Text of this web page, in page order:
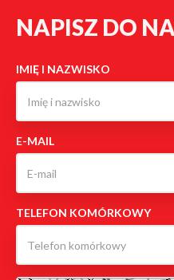
NAPISZ DO
IMIĘ I NAZWISKO
E-MAIL
TELEFON KOMÓRKOWY